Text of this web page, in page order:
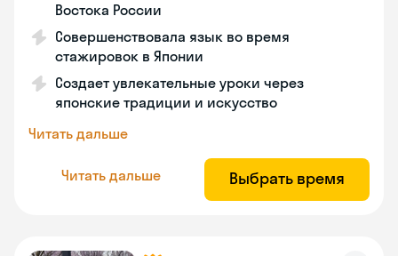
Востока России
Совершенствовала язык во время
стажировок в Японии
Создает увлекательные уроки через
японские традиции и искусство
Читать дальше
Читать дальше Выбрать время